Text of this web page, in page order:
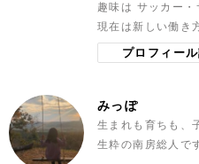
趣味は サッカー
現在は新しい働き
プロフィー
みっぽ
生まれも育ちも、
生粋の南房総人で